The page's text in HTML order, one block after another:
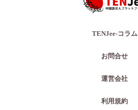
TENJee-コラム
お問合せ
運営会社
利用規約